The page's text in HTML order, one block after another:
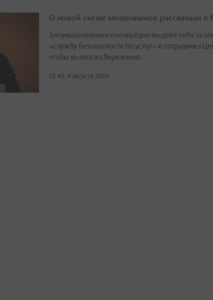
О новой схеме мошенников рассказали
Злоумышленники поочерёдно выдают себя за
«службу безопасности Госуслуг» и сотрудника
чтобы вывезти сбережения
22:45, 6 августа 2026